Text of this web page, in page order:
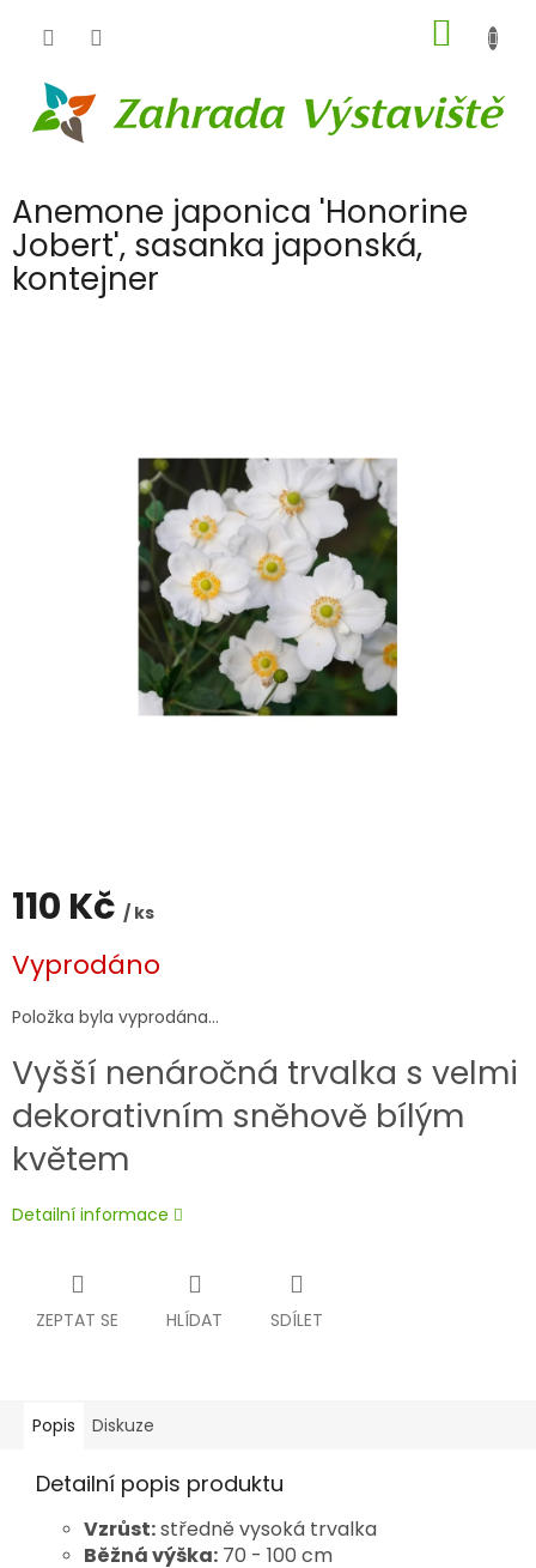
KOŠÍK
Anemone japonica 'Honorine
Jobert', sasanka japonská,
kontejner
110 Kč / ks
cena:
Vyprodáno
Položka byla vyprodána…
Vyšší nenáročná trvalka s velmi
dekorativním sněhově bílým
květem
Detailní informace
ZEPTAT SE HLÍDAT SDÍLET
Popis Diskuze
Detailní popis produktu
Vzrůst:středně vysoká trvalka
Běžná výška: 70 - 100 cm